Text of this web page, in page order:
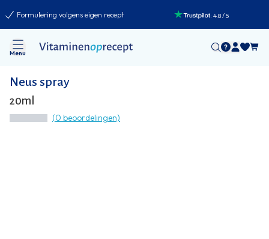
Formulering volgens eigen recept :4.8/5
Menu
Neus spray
20ml
(0 beoordelingen)